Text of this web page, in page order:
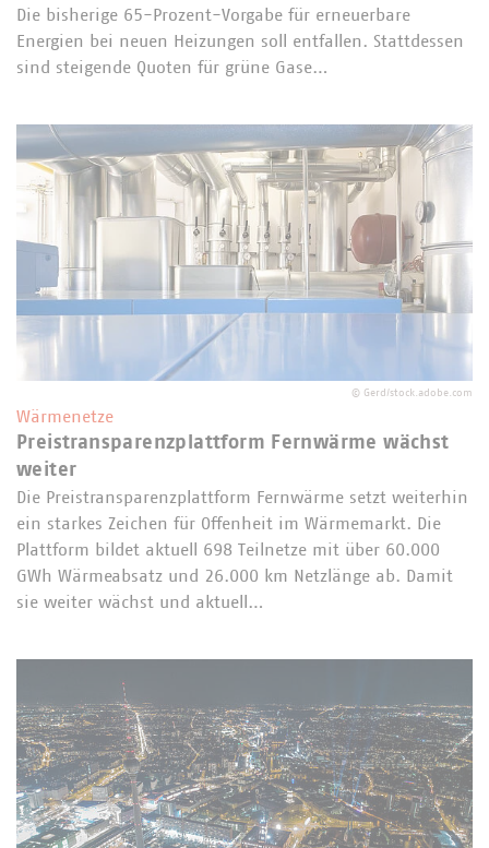
Die bisherige 65-Prozent-Vorgabe für erneuerbare
Energien bei neuen Heizungen soll entfallen. Stattdessen
sind steigende Quoten für grüne Gase…
© Gerd/stock.adobe.com
Wärmenetze
Preistransparenzplattform Fernwärme wächst
weiter
Die Preistransparenzplattform Fernwärme setzt weiterhin
ein starkes Zeichen für Offenheit im Wärmemarkt. Die
Plattform bildet aktuell 698 Teilnetze mit über 60.000
GWh Wärmeabsatz und 26.000 km Netzlänge ab. Damit
sie weiter wächst und aktuell…